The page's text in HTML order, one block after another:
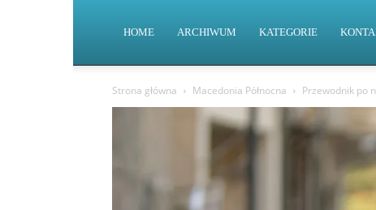
HOME ARCHIWUM KATEGORIE
Strona główna Macedonia Północna Przewodnik po